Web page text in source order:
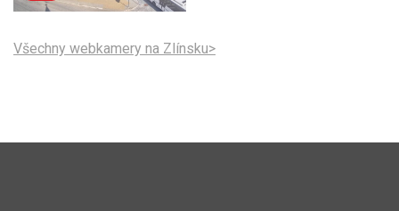
Všechny webkamery na Zlínsku>